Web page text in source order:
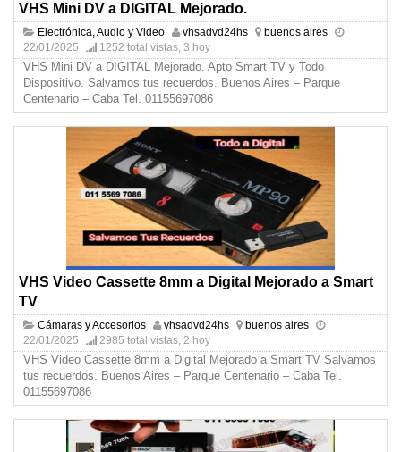
VHS Mini DV a DIGITAL Mejorado.
Electrónica, Audio y Video vhsadvd24hs
buenos aires
22/01/2025
1252 total vistas, 3 hoy
VHS Mini DV a DIGITAL Mejorado. Apto Smart TV y Todo
Dispositivo. Salvamos tus recuerdos. Buenos Aires – Parque
Centenario – Caba Tel. 01155697086
VHS Video Cassette 8mm a Digital Mejorado a Smart
TV
Cámaras y Accesorios vhsadvd24hs
buenos aires
22/01/2025
2985 total vistas, 2 hoy
VHS Video Cassette 8mm a Digital Mejorado a Smart TV Salvamos
tus recuerdos. Buenos Aires – Parque Centenario – Caba Tel.
01155697086